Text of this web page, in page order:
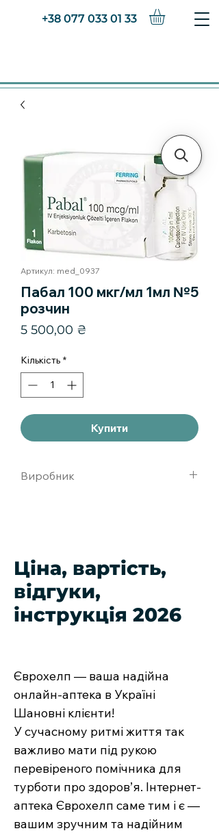
+38 077 033 01 33
Артикул: med_0937
Пабал 100 мкг/мл 1мл №5
розчин
5 500,00 ₴
Кількість *
Купити
Виробник
Ціна, вартість,
відгуки,
інструкція 2026
Єврохелп — ваша надійна
онлайн-аптека в Україні
Шановні клієнти!
У сучасному ритмі життя так
важливо мати під рукою
перевіреного помічника для
турботи про здоров’я. Інтернет-
аптека Єврохелп саме тим і є —
вашим зручним та надійним